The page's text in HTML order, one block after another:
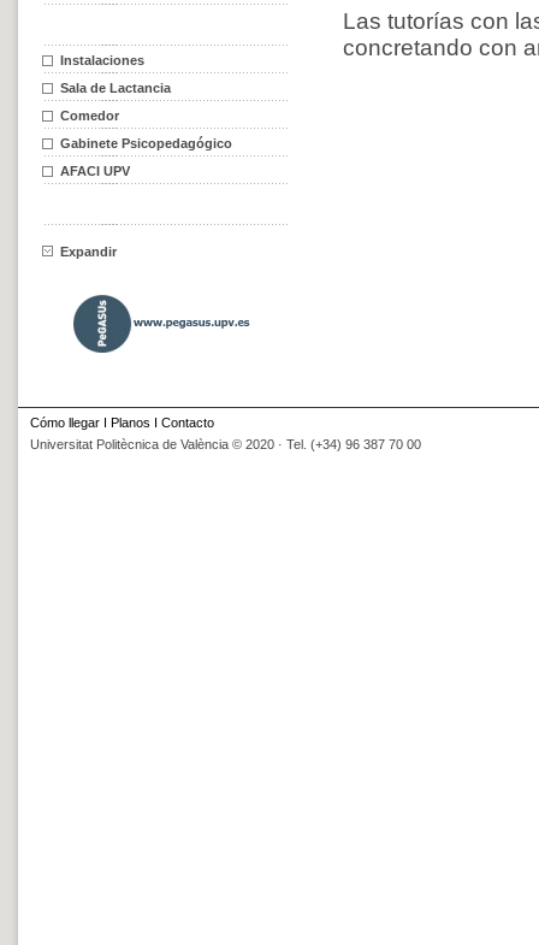
Instalaciones
Sala de Lactancia
Comedor
Gabinete Psicopedagógico
AFACI UPV
Expandir
Las tutorías con
concretando con
Cómo llegar I Planos I Contacto
Universitat Politècnica de València © 2020 · Tel. (+34) 96 387 70 00